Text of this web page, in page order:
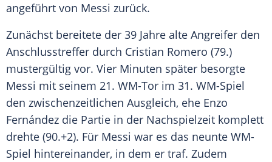
angeführt von Messi zurück.
Zunächst bereitete der 39 Jahre alte Angreifer den
Anschlusstreffer durch Cristian Romero (79.)
mustergültig vor. Vier Minuten später besorgte
Messi mit seinem 21. WM-Tor im 31. WM-Spiel
den zwischenzeitlichen Ausgleich, ehe Enzo
Fernández die Partie in der Nachspielzeit komplett
drehte (90.+2). Für Messi war es das neunte WM-
Spiel hintereinander, in dem er traf. Zudem